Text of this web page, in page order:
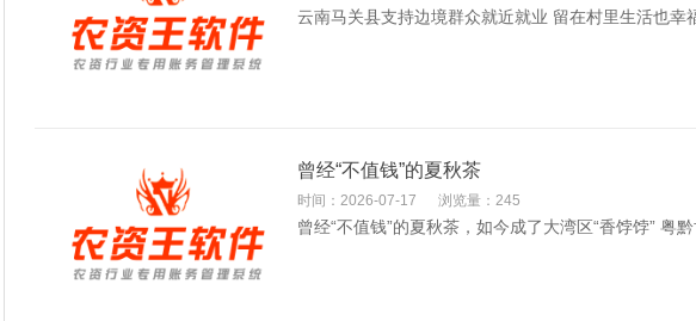
云南马关县支持边境群众就近就业 留在村里生活也幸
曾经“不值钱”的夏秋茶
时间：2026-07-17 浏览量：245
曾经“不值钱”的夏秋茶，如今成了大湾区“香饽饽” 粤